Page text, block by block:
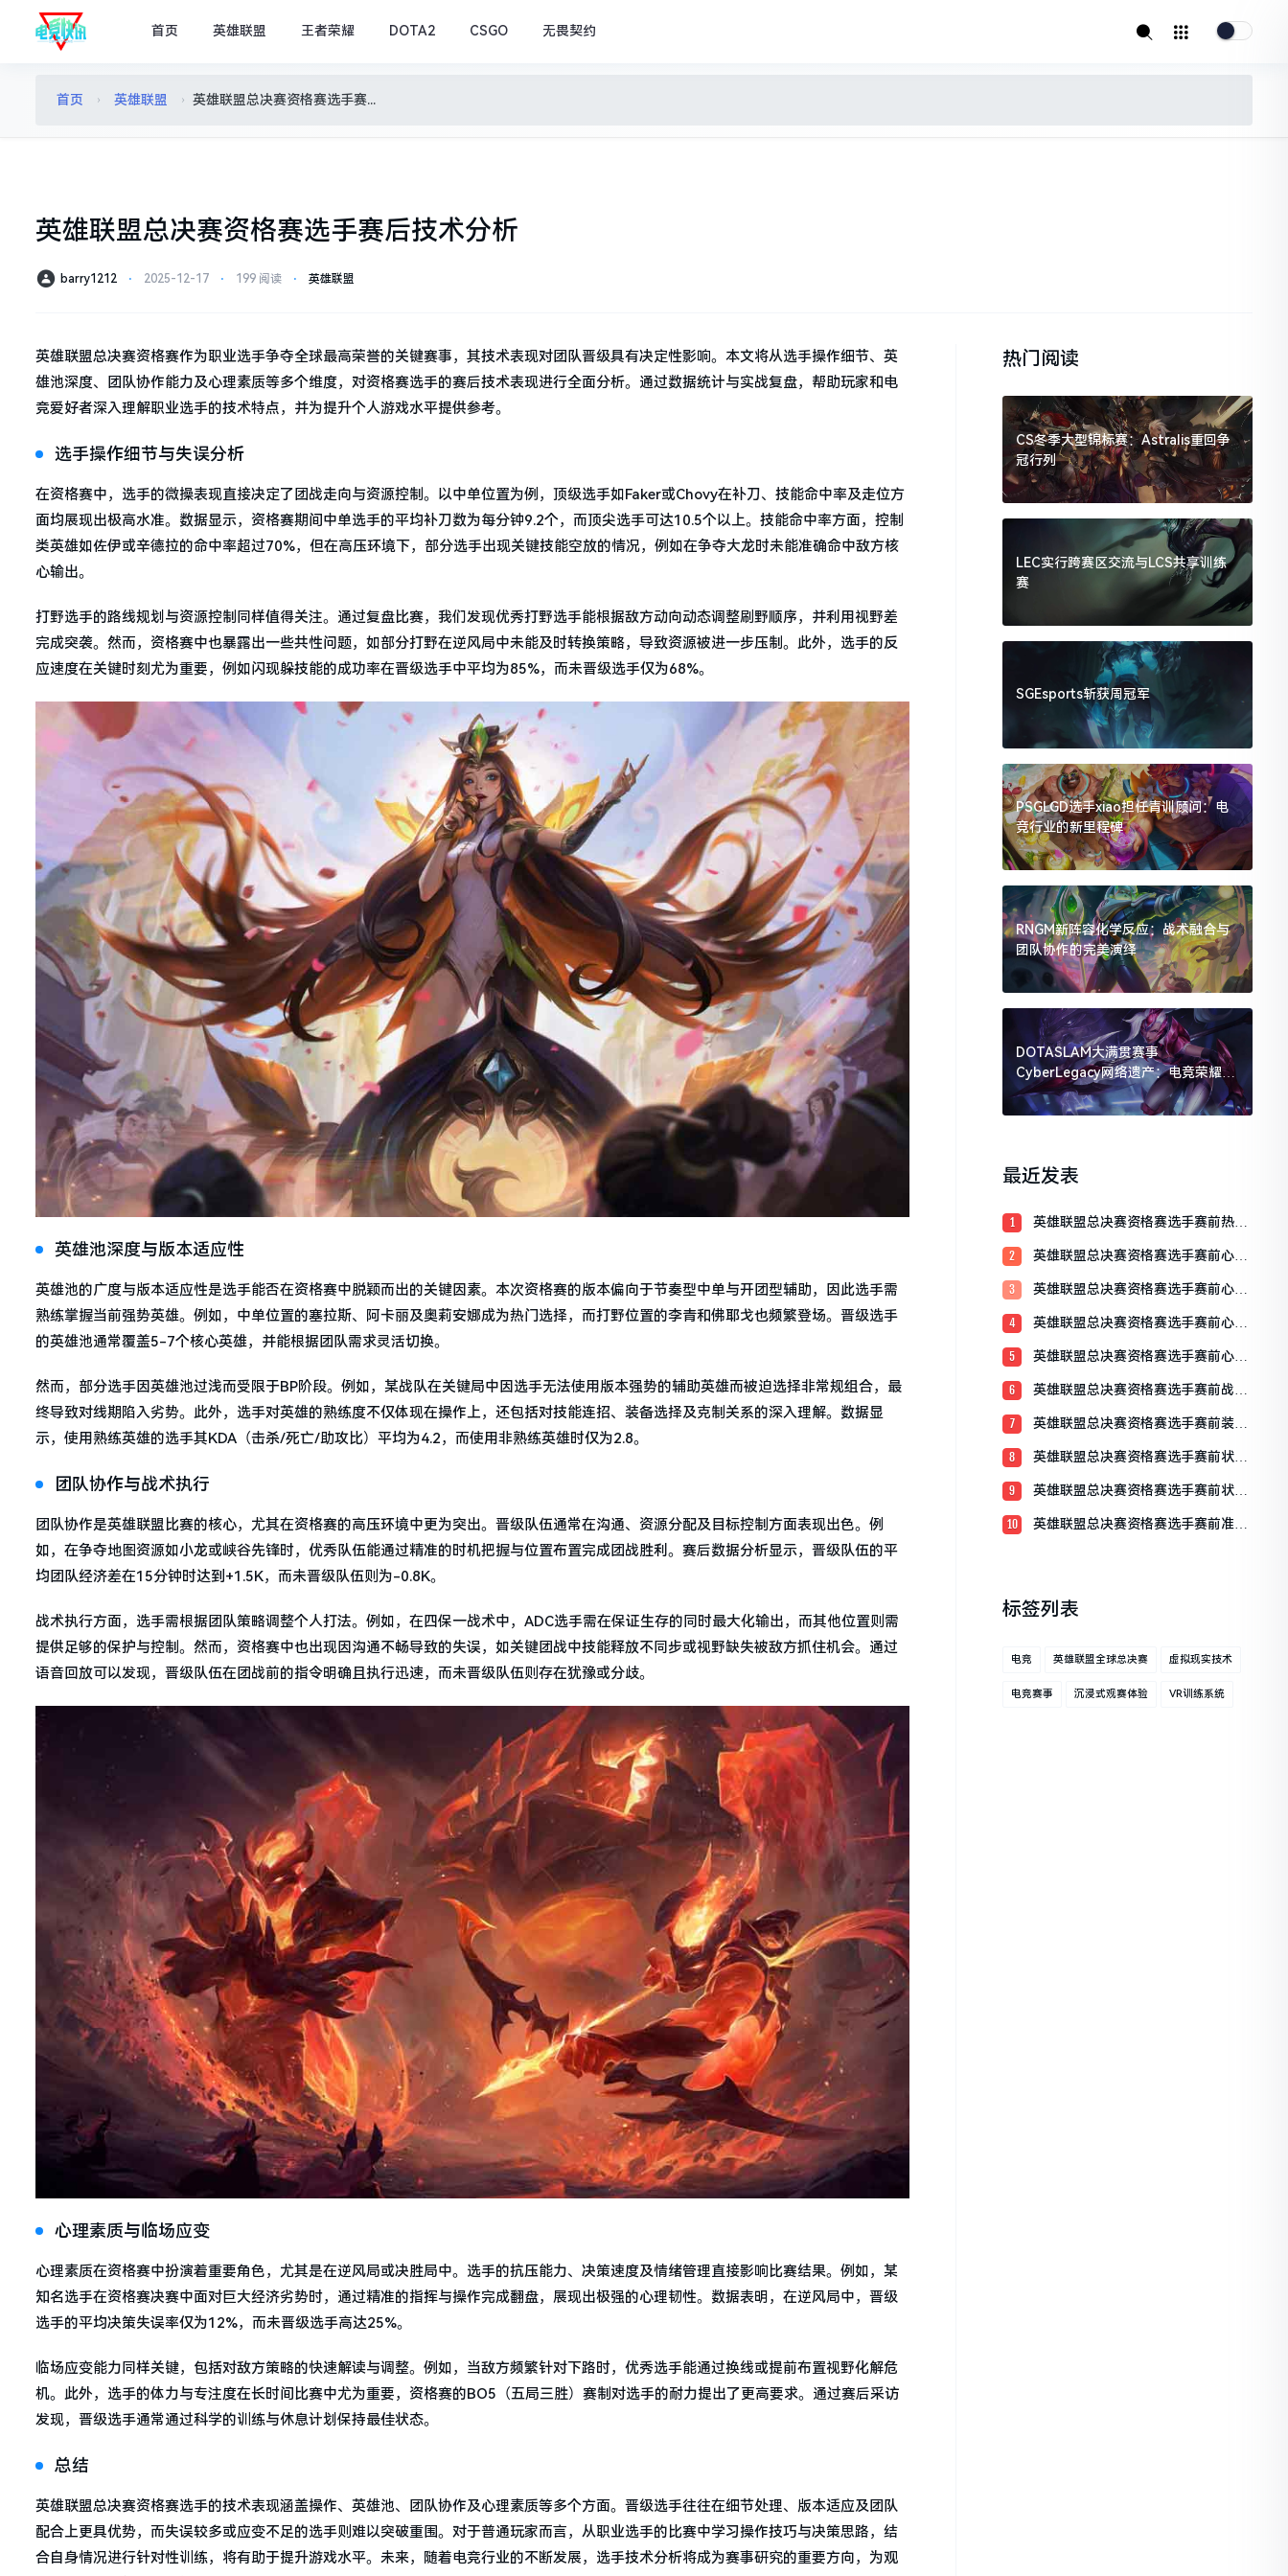
首页 英雄联盟 王者荣耀 DOTA2 CSGO 无畏契约
首页 › 英雄联盟 › 英雄联盟总决赛资格赛选手赛后技术分析
英雄联盟总决赛资格赛选手赛后技术分析
barry1212 ⋅ 2025-12-17 ⋅ 199 阅读 ⋅ 英雄联盟
英雄联盟总决赛资格赛作为职业选手争夺全球最高荣誉的关键赛事，其技术表现对团队晋级具有决定性影响。本文将从选手操作细节、英
雄池深度、团队协作能力及心理素质等多个维度，对资格赛选手的赛后技术表现进行全面分析。通过数据统计与实战复盘，帮助玩家和电
竞爱好者深入理解职业选手的技术特点，并为提升个人游戏水平提供参考。
选手操作细节与失误分析
在资格赛中，选手的微操表现直接决定了团战走向与资源控制。以中单位置为例，顶级选手如Faker或Chovy在补刀、技能命中率及走位方
面均展现出极高水准。数据显示，资格赛期间中单选手的平均补刀数为每分钟9.2个，而顶尖选手可达10.5个以上。技能命中率方面，控制
类英雄如佐伊或辛德拉的命中率超过70%，但在高压环境下，部分选手出现关键技能空放的情况，例如在争夺大龙时未能准确命中敌方核
心输出。
打野选手的路线规划与资源控制同样值得关注。通过复盘比赛，我们发现优秀打野选手能根据敌方动向动态调整刷野顺序，并利用视野差
完成突袭。然而，资格赛中也暴露出一些共性问题，如部分打野在逆风局中未能及时转换策略，导致资源被进一步压制。此外，选手的反
应速度在关键时刻尤为重要，例如闪现躲技能的成功率在晋级选手中平均为85%，而未晋级选手仅为68%。
英雄池深度与版本适应性
英雄池的广度与版本适应性是选手能否在资格赛中脱颖而出的关键因素。本次资格赛的版本偏向于节奏型中单与开团型辅助，因此选手需
熟练掌握当前强势英雄。例如，中单位置的塞拉斯、阿卡丽及奥莉安娜成为热门选择，而打野位置的李青和佛耶戈也频繁登场。晋级选手
的英雄池通常覆盖5-7个核心英雄，并能根据团队需求灵活切换。
然而，部分选手因英雄池过浅而受限于BP阶段。例如，某战队在关键局中因选手无法使用版本强势的辅助英雄而被迫选择非常规组合，最
终导致对线期陷入劣势。此外，选手对英雄的熟练度不仅体现在操作上，还包括对技能连招、装备选择及克制关系的深入理解。数据显
示，使用熟练英雄的选手其KDA（击杀/死亡/助攻比）平均为4.2，而使用非熟练英雄时仅为2.8。
团队协作与战术执行
团队协作是英雄联盟比赛的核心，尤其在资格赛的高压环境中更为突出。晋级队伍通常在沟通、资源分配及目标控制方面表现出色。例
如，在争夺地图资源如小龙或峡谷先锋时，优秀队伍能通过精准的时机把握与位置布置完成团战胜利。赛后数据分析显示，晋级队伍的平
均团队经济差在15分钟时达到+1.5K，而未晋级队伍则为-0.8K。
战术执行方面，选手需根据团队策略调整个人打法。例如，在四保一战术中，ADC选手需在保证生存的同时最大化输出，而其他位置则需
提供足够的保护与控制。然而，资格赛中也出现因沟通不畅导致的失误，如关键团战中技能释放不同步或视野缺失被敌方抓住机会。通过
语音回放可以发现，晋级队伍在团战前的指令明确且执行迅速，而未晋级队伍则存在犹豫或分歧。
心理素质与临场应变
心理素质在资格赛中扮演着重要角色，尤其是在逆风局或决胜局中。选手的抗压能力、决策速度及情绪管理直接影响比赛结果。例如，某
知名选手在资格赛决赛中面对巨大经济劣势时，通过精准的指挥与操作完成翻盘，展现出极强的心理韧性。数据表明，在逆风局中，晋级
选手的平均决策失误率仅为12%，而未晋级选手高达25%。
临场应变能力同样关键，包括对敌方策略的快速解读与调整。例如，当敌方频繁针对下路时，优秀选手能通过换线或提前布置视野化解危
机。此外，选手的体力与专注度在长时间比赛中尤为重要，资格赛的BO5（五局三胜）赛制对选手的耐力提出了更高要求。通过赛后采访
发现，晋级选手通常通过科学的训练与休息计划保持最佳状态。
总结
英雄联盟总决赛资格赛选手的技术表现涵盖操作、英雄池、团队协作及心理素质等多个方面。晋级选手往往在细节处理、版本适应及团队
配合上更具优势，而失误较多或应变不足的选手则难以突破重围。对于普通玩家而言，从职业选手的比赛中学习操作技巧与决策思路，结
合自身情况进行针对性训练，将有助于提升游戏水平。未来，随着电竞行业的不断发展，选手技术分析将成为赛事研究的重要方向，为观
热门阅读
CS冬季大型锦标赛：Astralis重回争
冠行列
LEC实行跨赛区交流与LCS共享训练
赛
SGEsports斩获周冠军
PSGLGD选手xiao担任青训顾问：电
竞行业的新里程碑
RNGM新阵容化学反应：战术融合与
团队协作的完美演绎
DOTASLAM大满贯赛事
CyberLegacy网络遗产：电竞荣耀的
数字传承
最近发表
1
英雄联盟总决赛资格赛选手赛前热身
2
英雄联盟总决赛资格赛选手赛前心理
3
英雄联盟总决赛资格赛选手赛前心理
4
英雄联盟总决赛资格赛选手赛前心态
5
英雄联盟总决赛资格赛选手赛前心态
6
英雄联盟总决赛资格赛选手赛前战术
7
英雄联盟总决赛资格赛选手赛前装备
8
英雄联盟总决赛资格赛选手赛前状态
9
英雄联盟总决赛资格赛选手赛前状态
10
英雄联盟总决赛资格赛选手赛前准备
标签列表
电竞 英雄联盟全球总决赛 虚拟现实技术
电竞赛事 沉浸式观赛体验 VR训练系统